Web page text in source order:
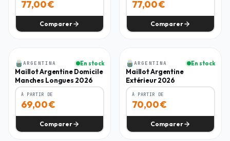
77,00€
Comparer
77,00€
Comparer
-37%
ARGENTINA En stock
Maillot Argentine Domicile
Manches Longues 2026
À PARTIR DE
69,00€
Comparer
-30%
ARGENTINA En stock
Maillot Argentine
Extérieur 2026
À PARTIR DE
70,00€
Comparer